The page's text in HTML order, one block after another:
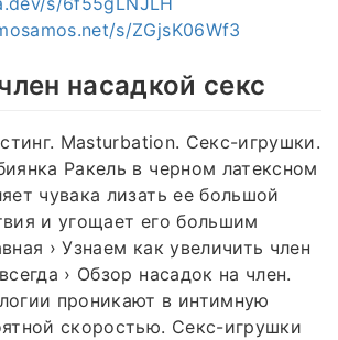
s/ZGjsK06Wf3
насадкой секс
Masturbation. Секс-игрушки.
Ракель в черном латексном
чувака лизать ее большой
и угощает его большим
› Узнаем как увеличить член
› Обзор насадок на член.
проникают в интимную
скоростью. Секс-игрушки